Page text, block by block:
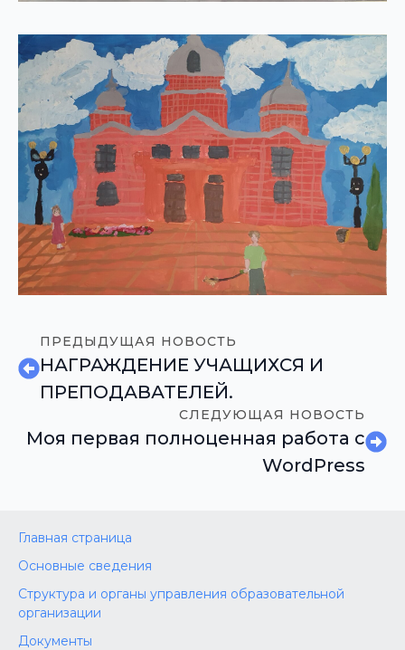
ПРЕДЫДУЩАЯ НОВОСТЬ
НАГРАЖДЕНИЕ УЧАЩИХСЯ И
ПРЕПОДАВАТЕЛЕЙ.
СЛЕДУЮЩАЯ НОВОСТЬ
Моя первая полноценная работа с
WordPress
Главная страница
Основные сведения
Структура и органы управления образовательной
организации
Документы